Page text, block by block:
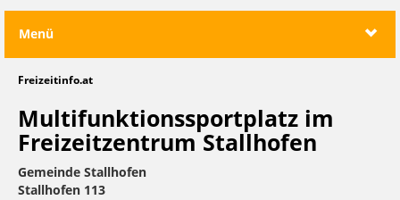
Menü
Freizeitinfo.at
Multifunktionssportplatz im
Freizeitzentrum Stallhofen
Gemeinde Stallhofen
Stallhofen 113